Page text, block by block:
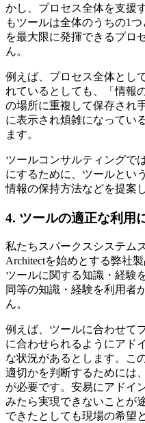
かし、プロセス全体を支援
もツールは全体のうちの1
を最大限に発揮できるプロ
ん。
例えば、プロセス全体とし
れているとしても、「情報
の場所に重複して保存され
に表示され煩雑になってい
ます。
ツールコンサルティングで
にするために、ツールとい
情報の保持方法などを提案
4. ツールの適正な利用
私たちスパークスシステム
Architectを始めとする弊社
ツールに関する知識・経験
同等の知識・経験を利用者
ん。
例えば、ツールに合わせて
に合わせられるようにアド
な状況があるとします。こ
適切かを判断するためには
が必要です。安易にアドイ
みたら実現できないことが
できたとしても現場の希望